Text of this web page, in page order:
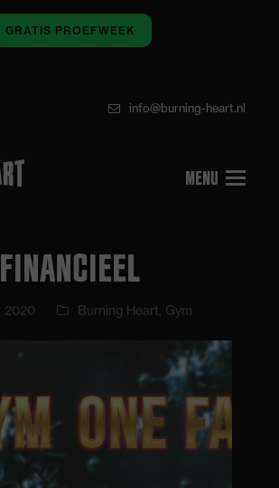
GRATIS PROEFWEEK
info@burning-heart.nl
FINANCIEEL
2020 Burning Heart, Gym